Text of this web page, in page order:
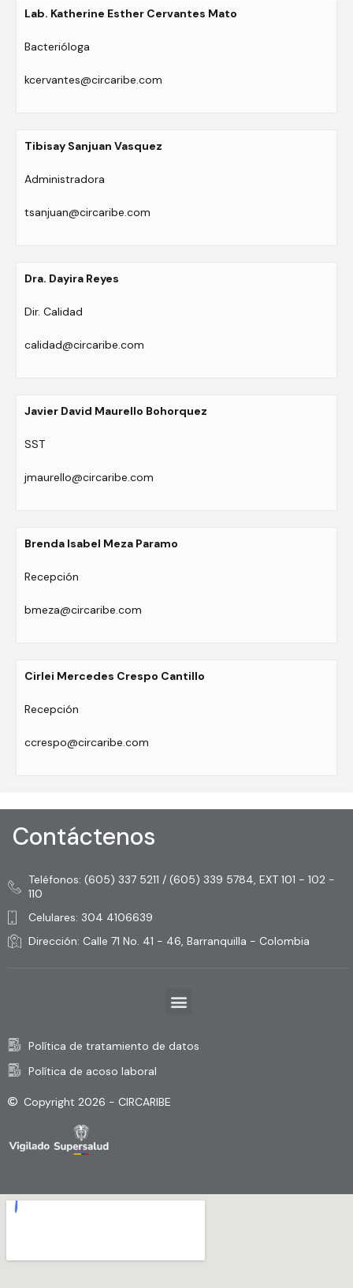
Lab. Katherine Esther Cervantes Mato
Bacterióloga
kcervantes@circaribe.com
Tibisay Sanjuan Vasquez
Administradora
tsanjuan@circaribe.com
Dra. Dayira Reyes
Dir. Calidad
calidad@circaribe.com
Javier David Maurello Bohorquez
SST
jmaurello@circaribe.com
Brenda Isabel Meza Paramo
Recepción
bmeza@circaribe.com
Cirlei Mercedes Crespo Cantillo
Recepción
ccrespo@circaribe.com
Contáctenos
Teléfonos: (605) 337 5211 / (605) 339 5784, EXT 101 - 102 -
110
Celulares: 304 4106639
Dirección: Calle 71 No. 41 - 46, Barranquilla - Colombia
Política de tratamiento de datos
Política de acoso laboral
Copyright 2026 - CIRCARIBE